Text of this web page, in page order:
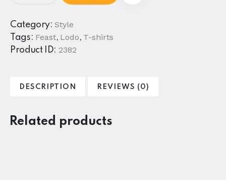
Category:Style
Tags: Feast, Lodo, T-shirts
Product ID: 2382
DESCRIPTION REVIEWS (0)
Related products